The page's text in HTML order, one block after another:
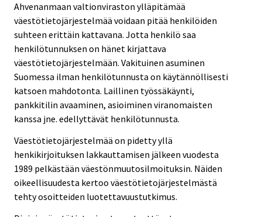
Ahvenanmaan valtionviraston ylläpitämää
väestötietojärjestelmää voidaan pitää henkilöiden
suhteen erittäin kattavana. Jotta henkilö saa
henkilötunnuksen on hänet kirjattava
väestötietojärjestelmään. Vakituinen asuminen
Suomessa ilman henkilötunnusta on käytännöllisesti
katsoen mahdotonta. Laillinen työssäkäynti,
pankkitilin avaaminen, asioiminen viranomaisten
kanssa jne. edellyttävät henkilötunnusta.
Väestötietojärjestelmää on pidetty yllä
henkikirjoituksen lakkauttamisen jälkeen vuodesta
1989 pelkästään väestönmuutosilmoituksin. Näiden
oikeellisuudesta kertoo väestötietojärjestelmästä
tehty osoitteiden luotettavuustutkimus.